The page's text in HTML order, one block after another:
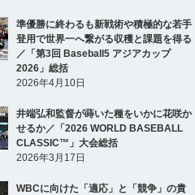
準優勝に終わるも新戦術や積極的な若手
登用で世界一へ繋がる収穫と課題を得る
／「第3回 Baseball5 アジアカップ
2026」総括
2026年4月10日
井端弘和監督が蒔いた種をいかに花咲か
せるか／「2026 WORLD BASEBALL
CLASSIC™」大会総括
2026年3月17日
WBCに向けた「適応」と「競争」の貴